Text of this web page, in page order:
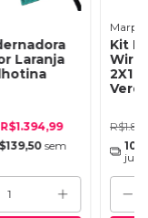
Laranja
R$1.394,99
sem
Kit
Wire
2X1
10